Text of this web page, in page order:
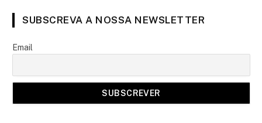
SUBSCREVA A NOSSA NEWSLETTER
Email